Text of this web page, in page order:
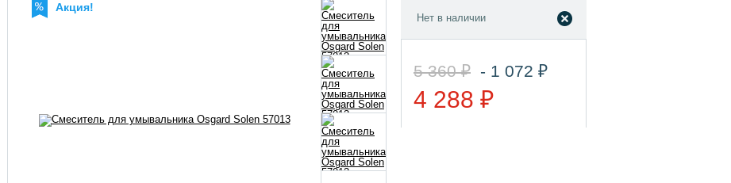
Акция!
Нет в наличии
5 360 ₽ - 1 072 ₽
4 288 ₽